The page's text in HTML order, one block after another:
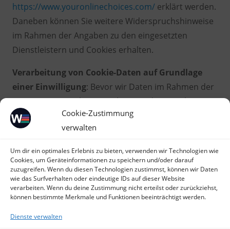
Cookie-Zustimmung
verwalten
Um dir ein optimales Erlebnis zu bieten, verwenden wir Technologien wie
Cookies, um Geräteinformationen zu speichern und/oder darauf
zuzugreifen. Wenn du diesen Technologien zustimmst, können wir Daten
wie das Surfverhalten oder eindeutige IDs auf dieser Website
verarbeiten. Wenn du deine Zustimmung nicht erteilst oder zurückziehst,
können bestimmte Merkmale und Funktionen beeinträchtigt werden.
Dienste verwalten
https://www.youronlinechoices.com/ erklärt werden.
Daneben können Sie weitere Widerspruchshinweise
im Rahmen der Angaben zu den eingesetzten
Dienstleistern und Cookies erhalten.
Verarbeitung von Cookie-Daten auf Grundlage
einer Einwilligung: Bevor wir Daten im Rahmen der
Nutzung von Cookies verarbeiten oder verarbeiten
lassen, bitten wir die Nutzer um eine jederzeit
widerrufbare Einwilligung. Bevor die Einwilligung
Cookies eingesetzt, die für den Betrieb unseres
Onlineangebotes erforderlich sind. Deren Einsatz
erfolgt auf der Grundlage unseres Interesses und
des Interesses der Nutzer an der erwarteten
Funktionsfähigkeit unseres Onlineangebotes.